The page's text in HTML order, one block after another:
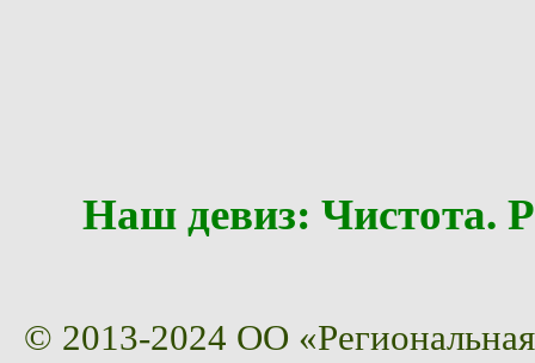
Наш девиз:
© 2013-2024 ОО